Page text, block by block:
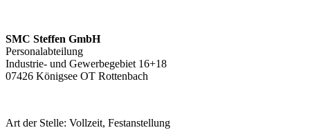
SMC Steffen GmbH
Personalabteilung
Industrie- und Gewerbegebiet 16+18
07426 Königsee OT Rottenbach
Art der Stelle: Vollzeit, Festanstellung